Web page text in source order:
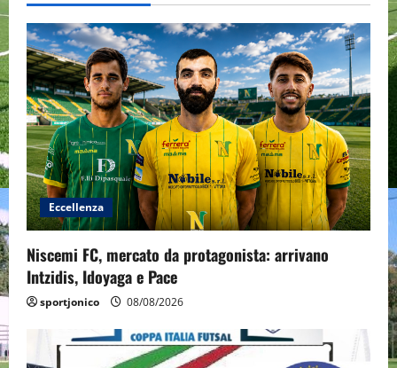
Eccellenza
Niscemi FC, mercato da protagonista: arrivano
Intzidis, Idoyaga e Pace
sportjonico 08/08/2026